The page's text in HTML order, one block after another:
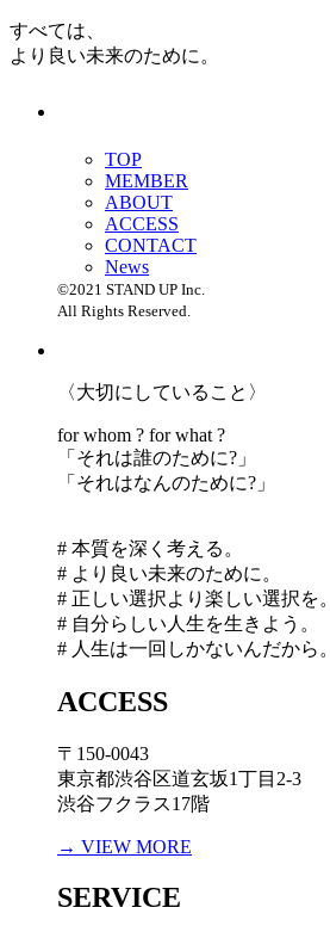
すべては、
より良い未来のために。
TOP
MEMBER
ABOUT
ACCESS
CONTACT
News
©2021 STAND UP Inc.
All Rights Reserved.
〈大切にしていること〉
for whom ? for what ?
「 それは誰のために?」
「 それはなんのために?」
# 本質を深く考える。
# より良い未来のために。
# 正しい選択より楽しい選択を。
# 自分らしい人生を生きよう。
# 人生は一回しかないんだから。
ACCESS
〒150-0043
東京都渋谷区道玄坂1丁目2-3
渋谷フクラス17階
→ VIEW MORE
SERVICE